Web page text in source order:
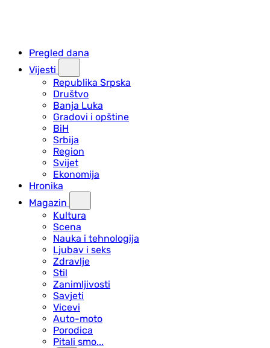
Pregled dana
Vijesti
Republika Srpska
Društvo
Banja Luka
Gradovi i opštine
BiH
Srbija
Region
Svijet
Ekonomija
Hronika
Magazin
Kultura
Scena
Nauka i tehnologija
Ljubav i seks
Zdravlje
Stil
Zanimljivosti
Savjeti
Vicevi
Auto-moto
Porodica
Pitali smo...